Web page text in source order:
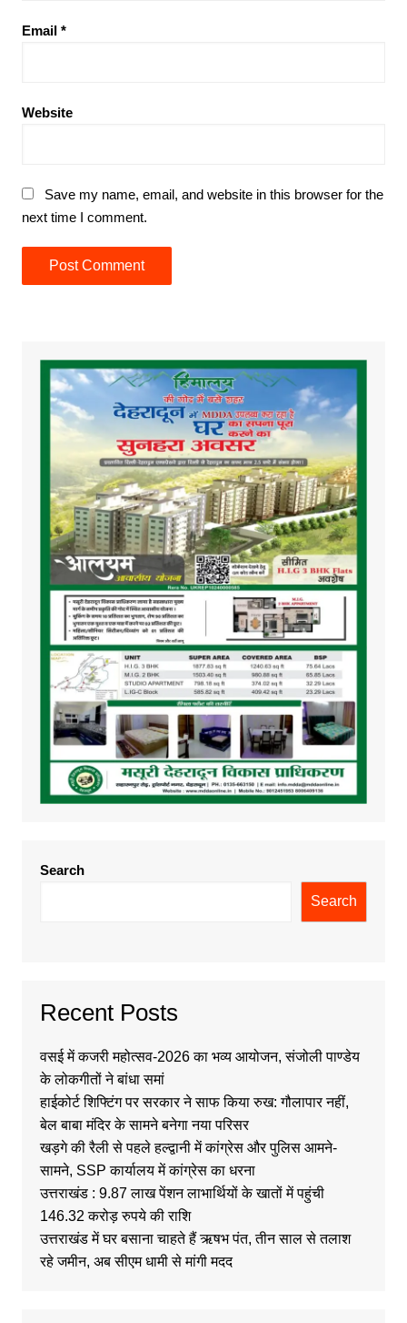
Email *
Website
Save my name, email, and website in this browser for the
next time I comment.
Search
Search
Recent Posts
वसई में कजरी महोत्सव-2026 का भव्य आयोजन, संजोली पाण्डेय
के लोकगीतों ने बांधा समां
हाईकोर्ट शिफ्टिंग पर सरकार ने साफ किया रुख: गौलापार नहीं,
बेल बाबा मंदिर के सामने बनेगा नया परिसर
खड़गे की रैली से पहले हल्द्वानी में कांग्रेस और पुलिस आमने-
सामने, SSP कार्यालय में कांग्रेस का धरना
उत्तराखंड : 9.87 लाख पेंशन लाभार्थियों के खातों में पहुंची
146.32 करोड़ रुपये की राशि
उत्तराखंड में घर बसाना चाहते हैं ऋषभ पंत, तीन साल से तलाश
रहे जमीन, अब सीएम धामी से मांगी मदद